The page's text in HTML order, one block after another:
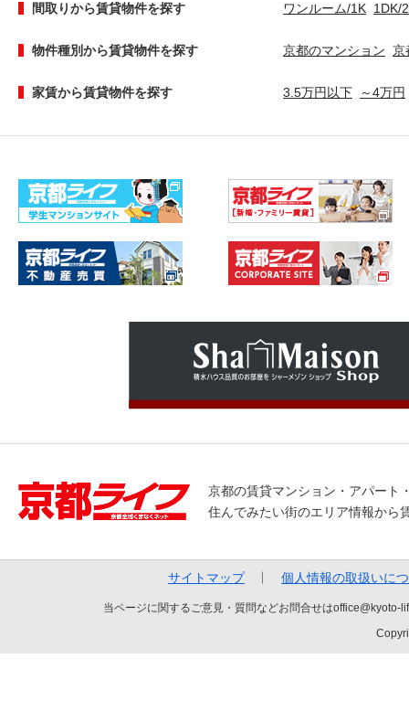
間取りから賃貸物件を探す ワンルーム/1K 1DK/
物件種別から賃貸物件を探す 京都のマンション 京
家賃から賃貸物件を探す 3.5万円以下 ～4万円
京都の賃貸マンション・アパート
住んでみたい街のエリア情報から
サイトマップ 個人情報の取扱いに
当ページに関するご意見・質問などお問合せは